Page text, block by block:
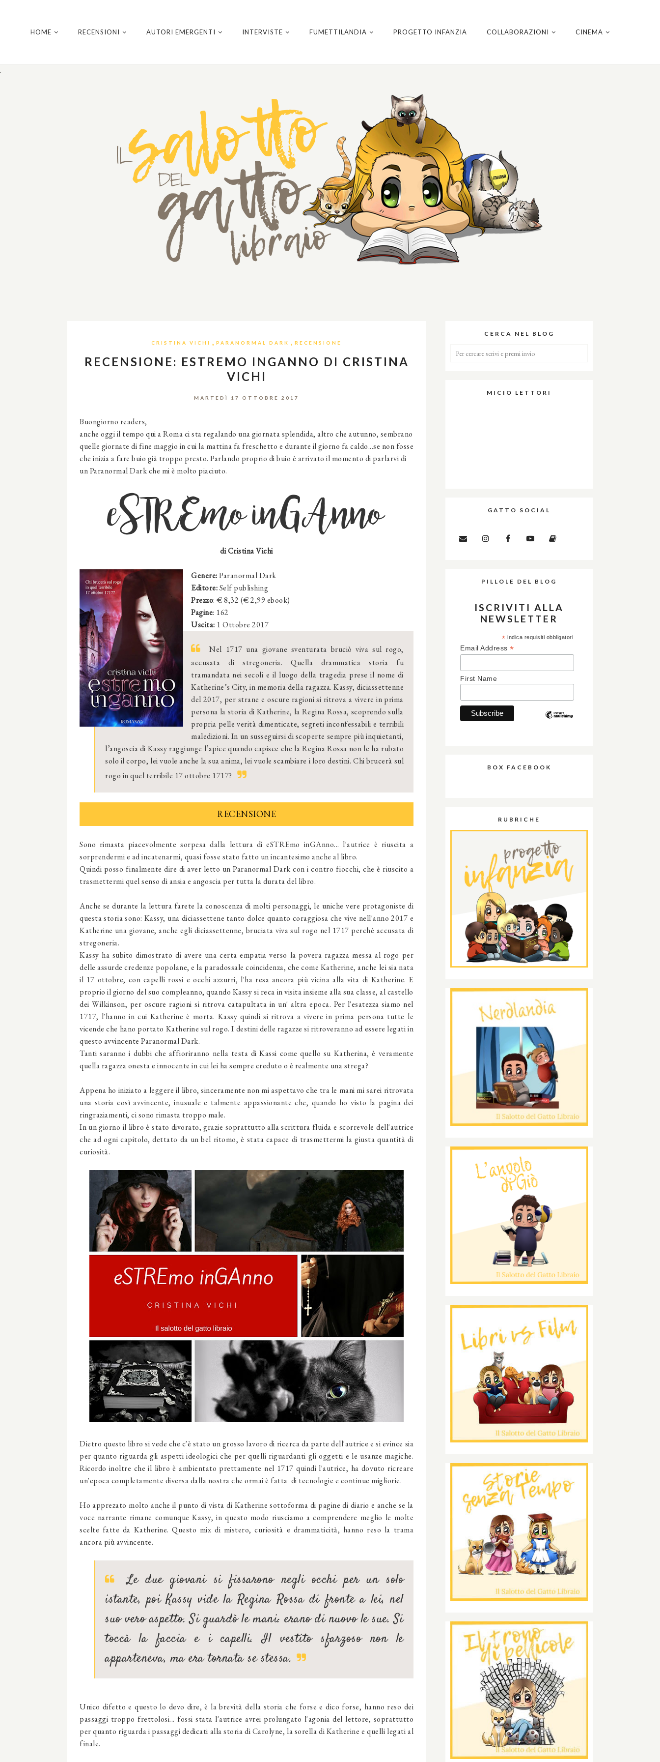
.
HOME RECENSIONI AUTORI EMERGENTI INTERVISTE FUMETTILANDIA PROGETTO INFANZIA COLLABORAZIONI CINEMA
CRISTINA VICHI , PARANORMAL DARK , RECENSIONE
RECENSIONE: ESTREMO INGANNO DI CRISTINA
VICHI
MARTEDÌ 17 OTTOBRE 2017
Buongiorno readers,
anche oggi il tempo qui a Roma ci sta regalando una giornata splendida, altro che autunno, sembrano
quelle giornate di fine maggio in cui la mattina fa freschetto e durante il giorno fa caldo...se non fosse
che inizia a fare buio già troppo presto. Parlando proprio di buio è arrivato il momento di parlarvi di
un Paranormal Dark che mi è molto piaciuto.
eSTREmo inGAnno
di Cristina Vichi
Genere:ParanormalDark
Editore:Self publishing
Prezzo: € 8,32 (€ 2,99 ebook)
Pagine: 162
Uscita: 1 Ottobre 2017
Nel 1717 una giovane sventurata bruciò viva sul rogo,
accusata di stregoneria. Quella drammatica storia fu
tramandata nei secoli e il luogo della tragedia prese il nome di
Katherine’s City, in memoria della ragazza. Kassy, diciassettenne
del 2017, per strane e oscure ragioni si ritrova a vivere in prima
persona la storia di Katherine, la Regina Rossa, scoprendo sulla
propria pelle verità dimenticate, segreti inconfessabili e terribili
maledizioni. In un susseguirsi di scoperte sempre più inquietanti,
l’angoscia di Kassy raggiunge l’apice quando capisce che la Regina Rossa non le ha rubato
solo il corpo, lei vuole anche la sua anima, lei vuole scambiare i loro destini. Chi brucerà sul
rogo in quel terribile 17 ottobre 1717?
RECENSIONE
Sono rimasta piacevolmente sorpesa dalla lettura di eSTREmo inGAnno... l'autrice è riuscita a
sorprendermi e ad incatenarmi, quasi fosse stato fatto un incantesimo anche al libro.
Quindi posso finalmente dire di aver letto un Paranormal Dark con i contro fiocchi, che è riuscito a
trasmettermi quel senso di ansia e angoscia per tutta la durata del libro.
Anche se durante la lettura farete la conoscenza di molti personaggi, le uniche vere protagoniste di
questa storia sono: Kassy, una diciassettene tanto dolce quanto coraggiosa che vive nell'anno 2017 e
Katherine una giovane, anche egli diciassettenne, bruciata viva sul rogo nel 1717 perchè accusata di
stregoneria.
Kassy ha subito dimostrato di avere una certa empatia verso la povera ragazza messa al rogo per
delle assurde credenze popolane, e la paradossale coincidenza, che come Katherine, anche lei sia nata
il 17 ottobre, con capelli rossi e occhi azzurri, l'ha resa ancora più vicina alla vita di Katherine. E
proprio il giorno del suo compleanno, quando Kassy si reca in visita insieme alla sua classe, al castello
dei Wilkinson, per oscure ragioni si ritrova catapultata in un' altra epoca. Per l'esatezza siamo nel
1717, l'hanno in cui Katherine è morta. Kassy quindi si ritrova a vivere in prima persona tutte le
vicende che hano portato Katherine sul rogo. I destini delle ragazze si ritroveranno ad essere legati in
questo avvincente Paranormal Dark.
Tanti saranno i dubbi che affioriranno nella testa di Kassi come quello su Katherina, è veramente
quella ragazza onesta e innocente in cui lei ha sempre creduto o è realmente una strega?
Appena ho iniziato a leggere il libro, sinceramente non mi aspettavo che tra le mani mi sarei ritrovata
una storia così avvincente, inusuale e talmente appassionante che, quando ho visto la pagina dei
ringraziamenti, ci sono rimasta troppo male.
In un giorno il libro è stato divorato, grazie soprattutto alla scrittura fluida e scorrevole dell'autrice
che ad ogni capitolo, dettato da un bel ritomo, è stata capace di trasmettermi la giusta quantità di
curiosità.
Dietro questo libro si vede che c'è stato un grosso lavoro di ricerca da parte dell'autrice e si evince sia
per quanto riguarda gli aspetti ideologici che per quelli riguardanti gli oggetti e le usanze magiche.
Ricordo inoltre che il libro è ambientato prettamente nel 1717 quindi l'autrice, ha dovuto ricreare
un'epoca completamente diversa dalla nostra che ormai è fatta di tecnologie e continue migliorie.
Ho apprezato molto anche il punto di vista di Katherine sottoforma di pagine di diario e anche se la
voce narrante rimane comunque Kassy, in questo modo riusciamo a comprendere meglio le molte
scelte fatte da Katherine. Questo mix di mistero, curiosità e drammaticità, hanno reso la trama
ancora più avvincente.
Le due giovani si fissarono negli occhi per un solo
istante, poi Kassy vide la Regina Rossa di fronte a lei, nel
suo vero aspetto. Si guardò le mani: erano di nuovo le sue. Si
toccà la faccia e i capelli. Il vestito sfarzoso non le
apparteneva, ma era tornata se stessa.
Unico difetto e questo lo devo dire, è la brevità della storia che forse e dico forse, hanno reso dei
passaggi troppo frettolosi... fossi stata l'autrice avrei prolungato l'agonia del lettore, soprattutto
per quanto riguarda i passaggi dedicati alla storia di Carolyne, la sorella di Katherine e quelli legati al
finale.
CERCA NEL BLOG
MICIO LETTORI
GATTO SOCIAL
PILLOLE DEL BLOG
ISCRIVITI ALLA
NEWSLETTER
* indica requisiti obbligatori
Email Address *
First Name
BOX FACEBOOK
RUBRICHE